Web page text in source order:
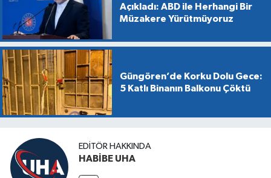
Açıkladı: ABD ile Herhangi Bir
Müzakere Yürütmüyoruz
Güngören’de Korku Dolu Gece:
5 Katlı Binanın Balkonu Çöktü
EDITÖR HAKKINDA
HABİBE UHA